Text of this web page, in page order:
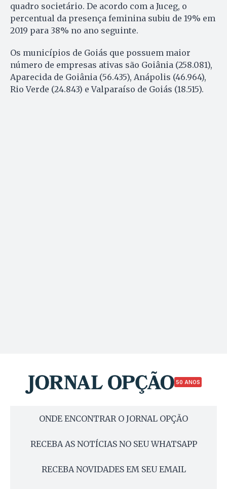
quadro societário. De acordo com a Juceg, o
percentual da presença feminina subiu de 19% em
2019 para 38% no ano seguinte.
Os municípios de Goiás que possuem maior
número de empresas ativas são Goiânia (258.081),
Aparecida de Goiânia (56.435), Anápolis (46.964),
Rio Verde (24.843) e Valparaíso de Goiás (18.515).
50 ANOS
ONDE ENCONTRAR O JORNAL OPÇÃO
RECEBA AS NOTÍCIAS NO SEU WHATSAPP
RECEBA NOVIDADES EM SEU EMAIL